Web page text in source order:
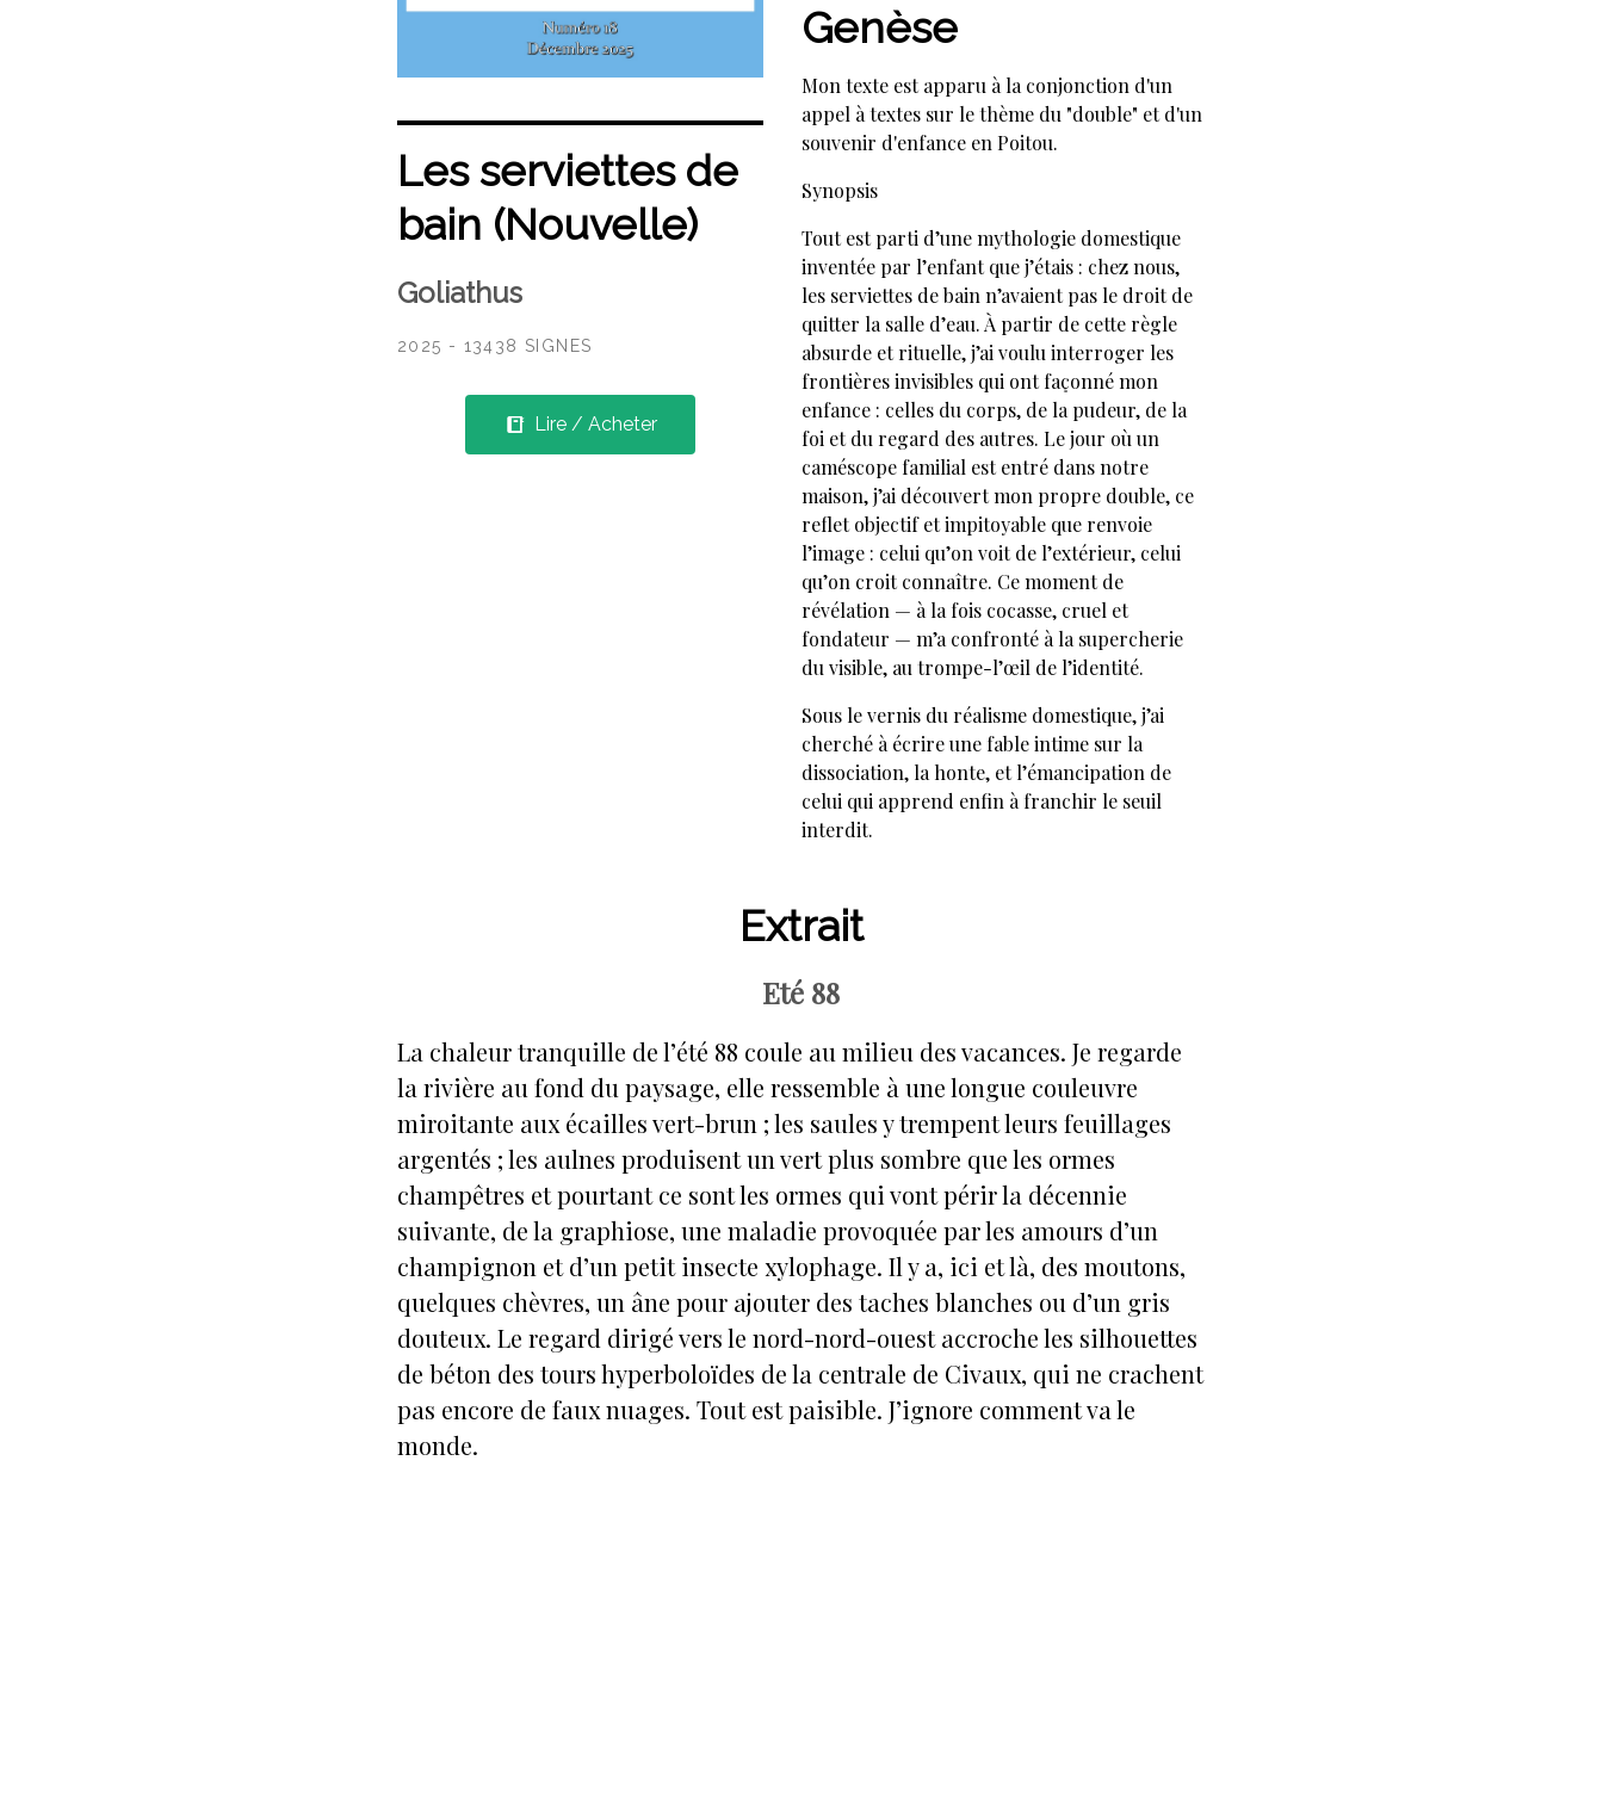
Les serviettes de
bain (Nouvelle)
Goliathus
2025 - 13438 SIGNES
Lire / Acheter
Genèse
Mon texte est apparu à la conjonction d'un
appel à textes sur le thème du "double" et d'un
souvenir d'enfance en Poitou.
Synopsis
Tout est parti d’une mythologie domestique
inventée par l’enfant que j’étais : chez nous,
les serviettes de bain n’avaient pas le droit de
quitter la salle d’eau. À partir de cette règle
absurde et rituelle, j’ai voulu interroger les
frontières invisibles qui ont façonné mon
enfance : celles du corps, de la pudeur, de la
foi et du regard des autres. Le jour où un
caméscope familial est entré dans notre
maison, j’ai découvert mon propre double, ce
reflet objectif et impitoyable que renvoie
l’image : celui qu’on voit de l’extérieur, celui
qu’on croit connaître. Ce moment de
révélation — à la fois cocasse, cruel et
fondateur — m’a confronté à la supercherie
du visible, au trompe-l’œil de l’identité.
Sous le vernis du réalisme domestique, j’ai
cherché à écrire une fable intime sur la
dissociation, la honte, et l’émancipation de
celui qui apprend enfin à franchir le seuil
interdit.
Extrait
Eté 88
La chaleur tranquille de l’été 88 coule au milieu des vacances. Je regarde
la rivière au fond du paysage, elle ressemble à une longue couleuvre
miroitante aux écailles vert-brun ; les saules y trempent leurs feuillages
argentés ; les aulnes produisent un vert plus sombre que les ormes
champêtres et pourtant ce sont les ormes qui vont périr la décennie
suivante, de la graphiose, une maladie provoquée par les amours d’un
champignon et d’un petit insecte xylophage. Il y a, ici et là, des moutons,
quelques chèvres, un âne pour ajouter des taches blanches ou d’un gris
douteux. Le regard dirigé vers le nord-nord-ouest accroche les silhouettes
de béton des tours hyperboloïdes de la centrale de Civaux, qui ne crachent
pas encore de faux nuages. Tout est paisible. J’ignore comment va le
monde.